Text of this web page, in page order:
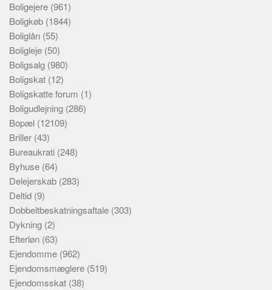
Boligejere (961)
Boligkøb (1844)
Boliglån (55)
Boligleje (50)
Boligsalg (980)
Boligskat (12)
Boligskatte forum (1)
Boligudlejning (286)
Bopæl (12109)
Briller (43)
Bureaukrati (248)
Byhuse (64)
Delejerskab (283)
Deltid (9)
Dobbeltbeskatningsaftale (303)
Dykning (2)
Efterløn (63)
Ejendomme (962)
Ejendomsmæglere (519)
Ejendomsskat (38)